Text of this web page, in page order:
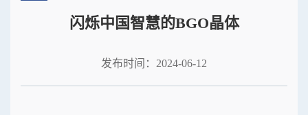
闪烁中国智慧的BGO晶体
发布时间：2024-06-12